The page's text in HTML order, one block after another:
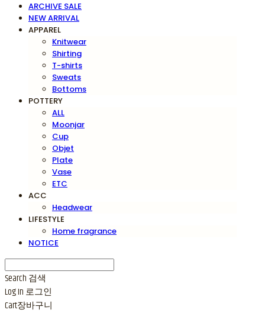
ARCHIVE SALE
NEW ARRIVAL
APPAREL
Knitwear
Shirting
T-shirts
Sweats
Bottoms
POTTERY
ALL
Moonjar
Cup
Objet
Plate
Vase
ETC
ACC
Headwear
LIFESTYLE
Home fragrance
NOTICE
Search 검색
Log In 로그인
Cart장바구니